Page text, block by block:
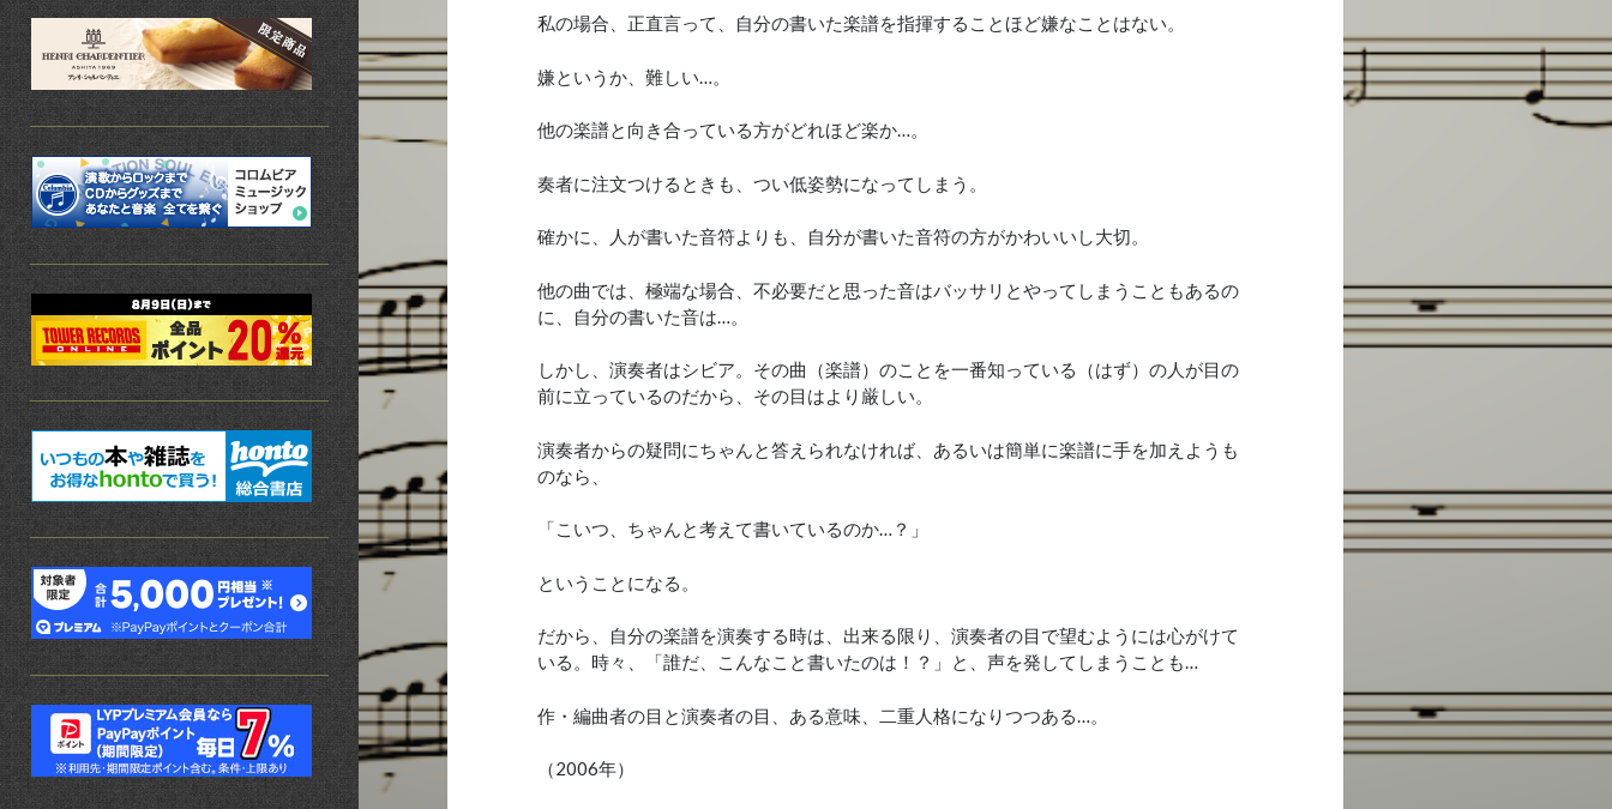
私の場合、正直言って、自分の書いた楽譜を指揮することほど嫌なことはない。
嫌というか、難しい…。
他の楽譜と向き合っている方がどれほど楽か…。
奏者に注文つけるときも、つい低姿勢になってしまう。
確かに、人が書いた音符よりも、自分が書いた音符の方がかわいいし大切。
他の曲では、極端な場合、不必要だと思った音はバッサリとやってしまうこともあるの
に、自分の書いた音は…。
しかし、演奏者はシビア。その曲（楽譜）のことを一番知っている（はず）の人が目の
前に立っているのだから、その目はより厳しい。
演奏者からの疑問にちゃんと答えられなければ、あるいは簡単に楽譜に手を加えようも
のなら、
「こいつ、ちゃんと考えて書いているのか…？」
ということになる。
だから、自分の楽譜を演奏する時は、出来る限り、演奏者の目で望むようには心がけて
いる。時々、「誰だ、こんなこと書いたのは！？」と、声を発してしまうことも…
作・編曲者の目と演奏者の目、ある意味、二重人格になりつつある…。
（2006年）